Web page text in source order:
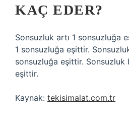
KAÇ EDER?
Sonsuzluk artı 1 sonsuzluğa
1 sonsuzluğa eşittir.
sonsuzluğa eşittir. Sonsuzluk
eşittir.
Kaynak: tekisimalat.com.tr